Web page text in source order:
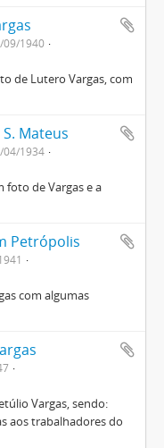
09/1940
de Lutero Vargas, com
Mateus
04/1934
foto de Vargas e a
Petrópolis
com algumas
Vargas, sendo:
aos trabalhadores do